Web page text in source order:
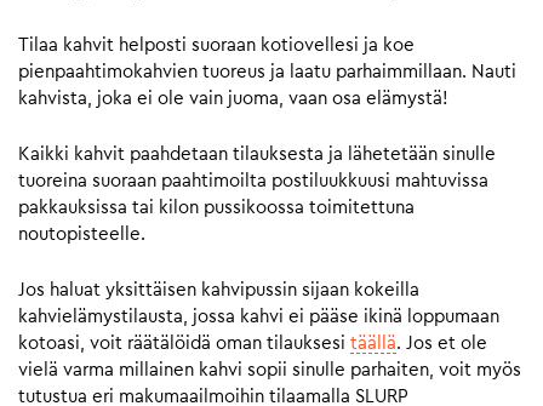
Tilaa kahvit helposti suoraan kotiovellesi ja koe
pienpaahtimokahvien tuoreus ja laatu parhaimmillaan. Nauti
kahvista, joka ei ole vain juoma, vaan osa elämystä!
Kaikki kahvit paahdetaan tilauksesta ja lähetetään sinulle
tuoreina suoraan paahtimoilta postiluukkuusi mahtuvissa
pakkauksissa tai kilon pussikoossa toimitettuna
noutopisteelle.
Jos haluat yksittäisen kahvipussin sijaan kokeilla
kahvielämystilausta, jossa kahvi ei pääse ikinä loppumaan
kotoasi, voit räätälöidä oman tilauksesi täällä. Jos et ole
vielä varma millainen kahvi sopii sinulle parhaiten, voit myös
tutustua eri makumaailmoihin tilaamalla SLURP